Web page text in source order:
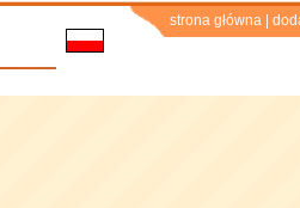
strona główna